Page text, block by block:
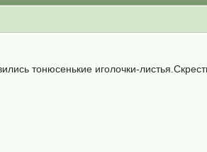
тонюсенькие иголочки-